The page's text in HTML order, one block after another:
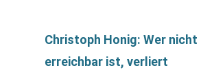
Christoph Honig: Wer nicht
erreichbar ist, verliert